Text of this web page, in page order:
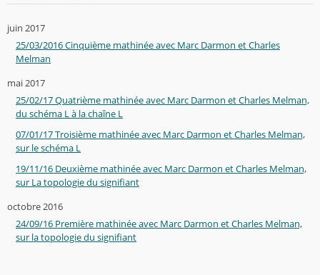
juin 2017
25/03/2016 Cinquième mathinée avec Marc Darmon et Charles
Melman
mai 2017
25/02/17 Quatrième mathinée avec Marc Darmon et Charles Melman,
du schéma L à la chaîne L
07/01/17 Troisième mathinée avec Marc Darmon et Charles Melman,
sur le schéma L
19/11/16 Deuxième mathinée avec Marc Darmon et Charles Melman,
sur La topologie du signifiant
octobre 2016
24/09/16 Première mathinée avec Marc Darmon et Charles Melman,
sur la topologie du signifiant